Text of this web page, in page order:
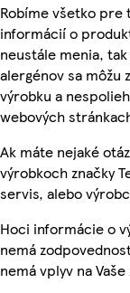
Robíme všetko pre
informácií o
neustále menia,
alergénov sa môžu
výrobku a
webových
Ak máte nejaké
výrobkoch značky
servis, alebo
Hoci informácie o
nemá
nemá vplyv na